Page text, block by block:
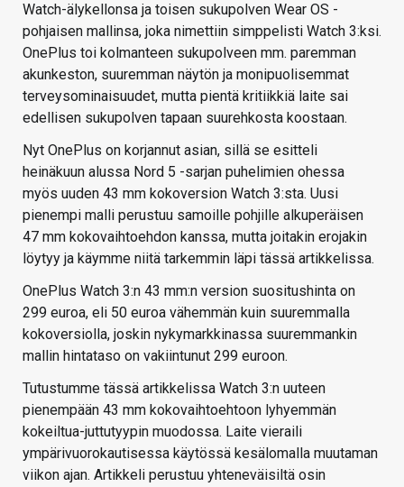
Watch-älykellonsa ja toisen sukupolven Wear OS -
pohjaisen mallinsa, joka nimettiin simppelisti Watch 3:ksi.
OnePlus toi kolmanteen sukupolveen mm. paremman
akunkeston, suuremman näytön ja monipuolisemmat
terveysominaisuudet, mutta pientä kritiikkiä laite sai
edellisen sukupolven tapaan suurehkosta koostaan.
Nyt OnePlus on korjannut asian, sillä se esitteli
heinäkuun alussa Nord 5 -sarjan puhelimien ohessa
myös uuden 43 mm kokoversion Watch 3:sta. Uusi
pienempi malli perustuu samoille pohjille alkuperäisen
47 mm kokovaihtoehdon kanssa, mutta joitakin erojakin
löytyy ja käymme niitä tarkemmin läpi tässä artikkelissa.
OnePlus Watch 3:n 43 mm:n version suositushinta on
299 euroa, eli 50 euroa vähemmän kuin suuremmalla
kokoversiolla, joskin nykymarkkinassa suuremmankin
mallin hintataso on vakiintunut 299 euroon.
Tutustumme tässä artikkelissa Watch 3:n uuteen
pienempään 43 mm kokovaihtoehtoon lyhyemmän
kokeiltua-juttutyypin muodossa. Laite vieraili
ympärivuorokautisessa käytössä kesälomalla muutaman
viikon ajan. Artikkeli perustuu yhteneväisiltä osin